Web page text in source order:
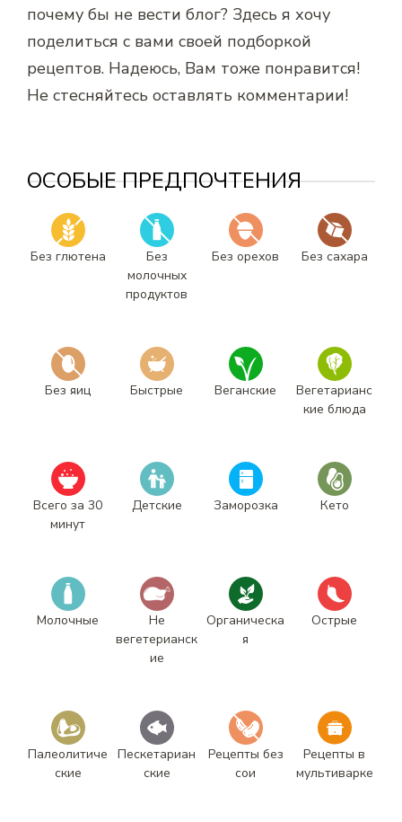
почему бы не вести блог? Здесь я хочу
поделиться с вами своей подборкой
рецептов. Надеюсь, Вам тоже понравится!
Не стесняйтесь оставлять комментарии!
ОСОБЫЕ ПРЕДПОЧТЕНИЯ
Без глютена
Без
молочных
продуктов
Без орехов Без сахара
Без яиц Быстрые Веганские
Вегетарианс
кие блюда
Всего за 30
минут
Детские Заморозка Кето
Молочные
Не
вегетерианск
ие
Органическа
я
Острые
Палеолитиче
ские
Пескетариан
ские
Рецепты без
сои
Рецепты в
мультиварке